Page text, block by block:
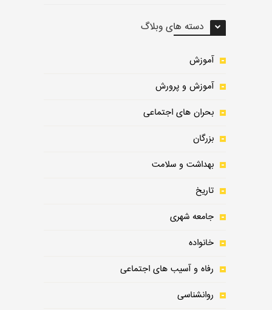
دسته های وبلاگ
آموزش
آموزش و پرورش
بحران های اجتماعی
بزرگان
بهداشت و سلامت
تاریخ
جامعه شهری
خانواده
رفاه و آسیب های اجتماعی
روانشناسی